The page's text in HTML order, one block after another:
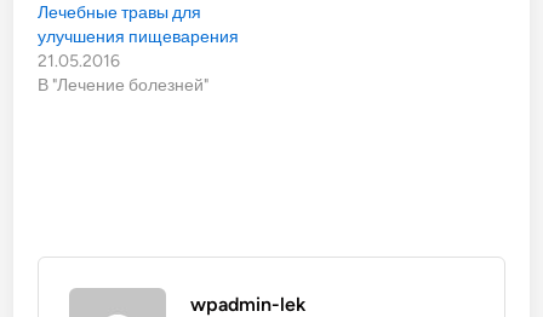
Лечебные травы для
улучшения пищеварения
21.05.2016
В "Лечение болезней"
wpadmin-lek